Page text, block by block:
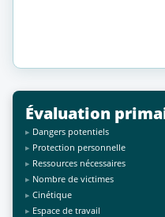
Évaluation
Dangers potentiels
Protection personnelle
Ressources nécessaires
Nombre de victimes
Cinétique
Espace de travail